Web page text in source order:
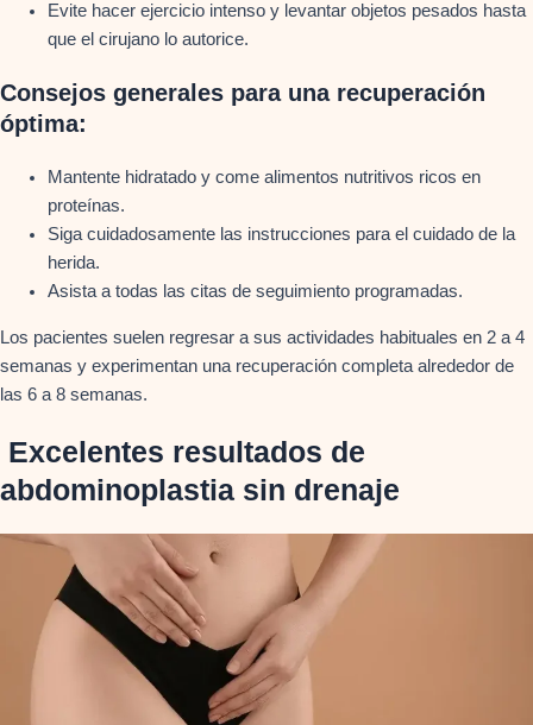
Evite hacer ejercicio intenso y levantar objetos pesados hasta
que el cirujano lo autorice.
Consejos generales para una recuperación
óptima:
Mantente hidratado y come alimentos nutritivos ricos en
proteínas.
Siga cuidadosamente las instrucciones para el cuidado de la
herida.
Asista a todas las citas de seguimiento programadas.
Los pacientes suelen regresar a sus actividades habituales en 2 a 4
semanas y experimentan una recuperación completa alrededor de
las 6 a 8 semanas.
Excelentes resultados de
abdominoplastia sin drenaje